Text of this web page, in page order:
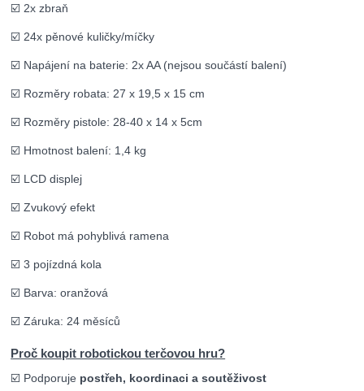
☑️ 2x zbraň
☑️ 24x pěnové kuličky/míčky
☑️ Napájení na baterie: 2x AA (nejsou součástí balení)
☑️ Rozměry robata: 27 x 19,5 x 15 cm
☑️ Rozměry pistole: 28-40 x 14 x 5cm
☑️ Hmotnost balení: 1,4 kg
☑️ LCD displej
☑️ Zvukový efekt
☑️ Robot má pohyblivá ramena
☑️ 3 pojízdná kola
☑️ Barva: oranžová
☑️ Záruka: 24 měsíců
Proč koupit robotickou terčovou hru?
☑️ Podporuje postřeh, koordinaci a soutěživost